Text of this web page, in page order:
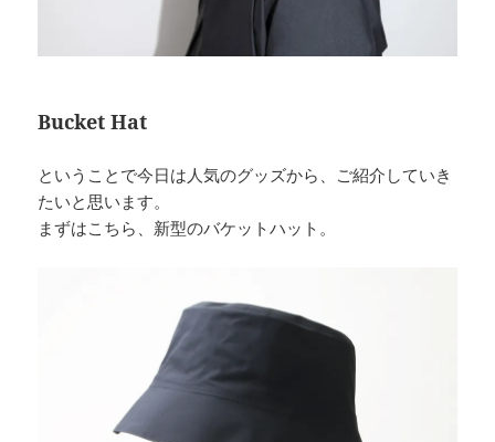
Bucket Hat
ということで今日は人気のグッズから、ご紹介していき
たいと思います。
まずはこちら、新型のバケットハット。